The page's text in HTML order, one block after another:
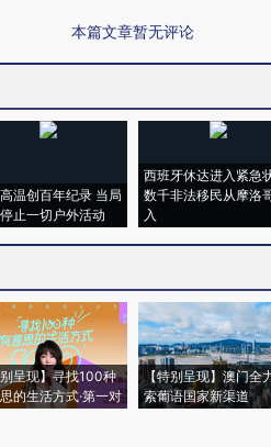
本篇文章暂无评论
温创百年纪录 当局
止一切户外活动
西班牙休达进入紧急
数千非法移民从摩洛
入
别呈现】寻找100种
的生活方式·第一对
【特别呈现】澳门全
索葡语国家新渠道